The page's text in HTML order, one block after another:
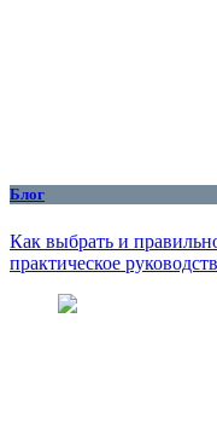
Блог
Как выбрать и
практическое